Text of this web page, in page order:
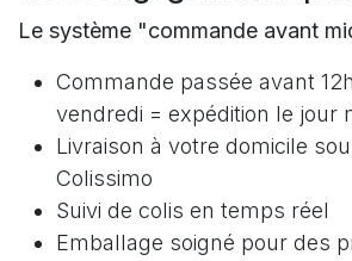
Le système "commande avant
Commande passée avant
vendredi = expédition le jour
Livraison à votre domicile
Colissimo
Suivi de colis en temps réel
Emballage soigné pour des